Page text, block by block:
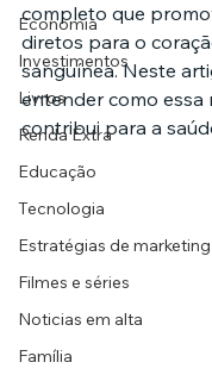
Economia
Investimentos
Livros
Renda Extra
Educação
Tecnologia
Estratégias de marketing
Filmes e séries
Noticias em alta
Família
completo que
diretos para o
sanguínea. Neste
entender como essa
contribui para a